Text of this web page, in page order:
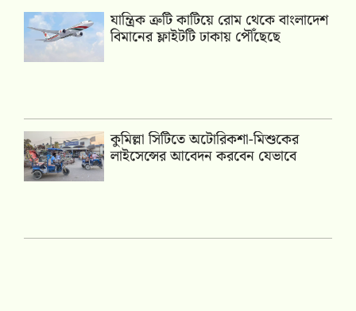
যান্ত্রিক ত্রুটি কাটিয়ে রোম থেকে বাংলাদেশ
বিমানের ফ্লাইটটি ঢাকায় পৌঁছেছে
কুমিল্লা সিটিতে অটোরিকশা-মিশুকের
লাইসেন্সের আবেদন করবেন যেভাবে